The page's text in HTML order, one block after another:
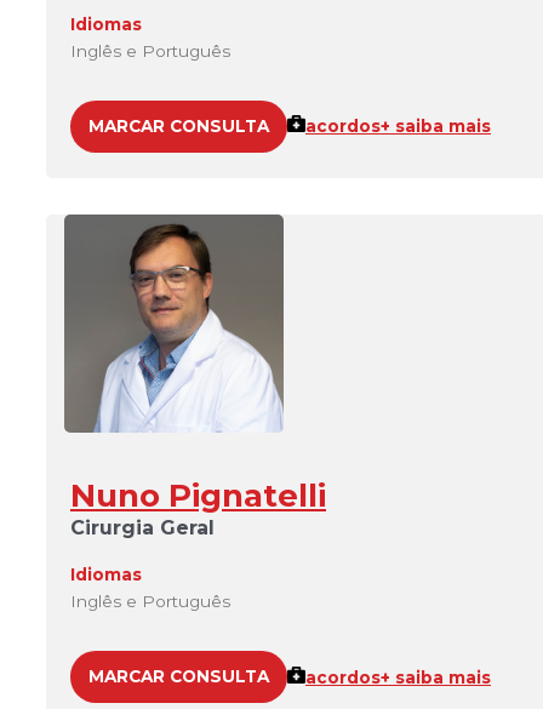
Idiomas
Inglês e Português
MARCAR CONSULTA acordos+ saiba mais
Nuno Pignatelli
Cirurgia Geral
Idiomas
Inglês e Português
MARCAR CONSULTA acordos+ saiba mais